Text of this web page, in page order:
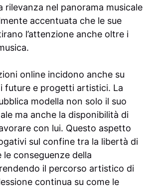
rilevanza nel panorama musicale
accentuata che le sue
l’attenzione anche oltre i
online incidono anche su
future e progetti artistici. La
modella non solo il suo
ma anche la disponibilità di
con lui. Questo aspetto
sul confine tra la libertà di
le conseguenze della
il percorso artistico di
continua su come le